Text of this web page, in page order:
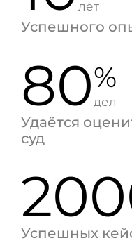
лет
Успешного
80%
дел
Удаётся
суд
Успешных